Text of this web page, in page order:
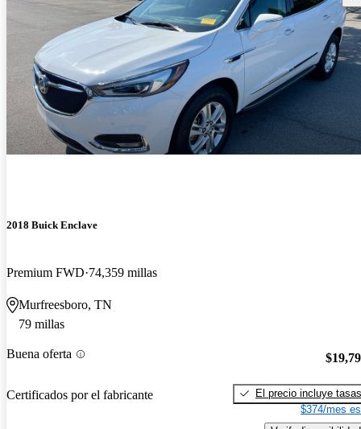
2018 Buick Enclave
Premium FWD 74,359 millas
Murfreesboro, TN
79 millas
Buena oferta
Certificados por el fabricante
El precio incluye tasas
$374/mes